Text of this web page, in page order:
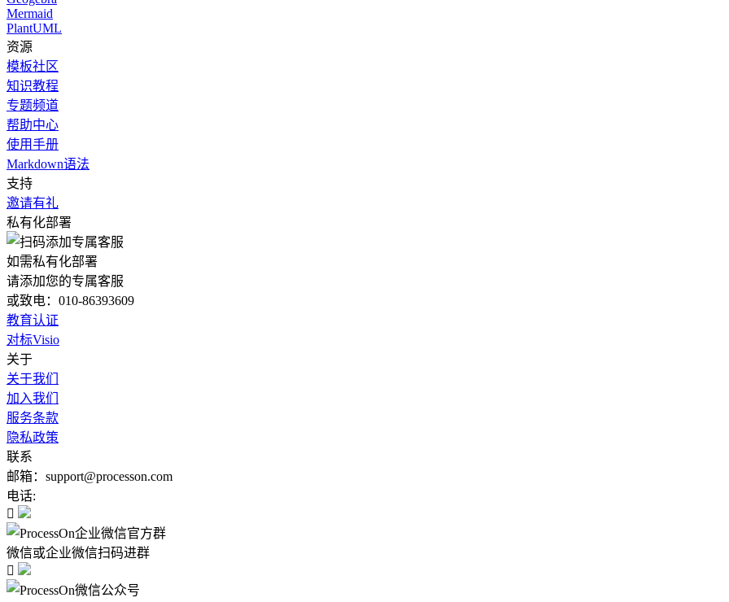
Mermaid
PlantUML
资源
模板社区
知识教程
专题频道
帮助中心
使用手册
Markdown语法
支持
邀请有礼
私有化部署
如需私有化部署
请添加您的专属客服
或致电：010-86393609
教育认证
对标Visio
关于
关于我们
加入我们
服务条款
隐私政策
联系
邮箱：support@processon.com
电话:

微信或企业微信扫码进群
